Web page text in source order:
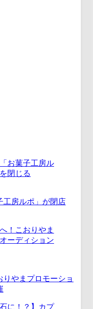
工房ルポ」が閉店
やまプロモーショ